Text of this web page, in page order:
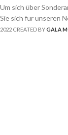
Um sich über
Sie sich für unseren
2022 CREATED BYGALA